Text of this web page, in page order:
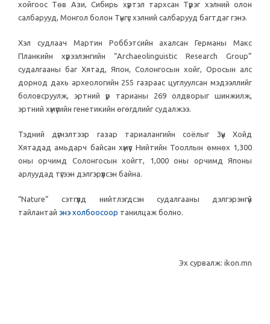
хойгоос Төв Ази, Сибирь хүртэл тархсан Түрэг хэлний олон
салбарууд, Монгол болон Түнгүс хэлний салбарууд багтдаг гэнэ.
Хэл судлаач Мартин Роббэтсийн ахалсан Германы Макс
Планкийн хүрээлэнгийн “Archaeolinguistic Research Group”
судалгааны баг Хятад, Япон, Солонгосын хойг, Оросын алс
дорнод дахь археологийн 255 газраас цуглуулсан мэдээллийг
боловсруулж, эртний үр тарианы 269 олдворыг шинжилж,
эртний хүмүүсийн генетикийн өгөгдлийг судалжээ.
Тэдний дүгнэлтээр газар тариалангийн соёлыг Зүүн Хойд
Хятадад амьдарч байсан хүмүүс Нийтийн Тооллын өмнөх 1,300
оны орчимд Солонгосын хойгт, 1,000 оны орчимд Японы
арлуудад түгээн дэлгэрүүлсэн байна.
“Nature” сэтгүүлд нийтлэгдсэн судалгааны дэлгэрэнгүй
тайлантай энэ холбоосоор танилцаж болно.
Эх сурвалж: ikon.mn